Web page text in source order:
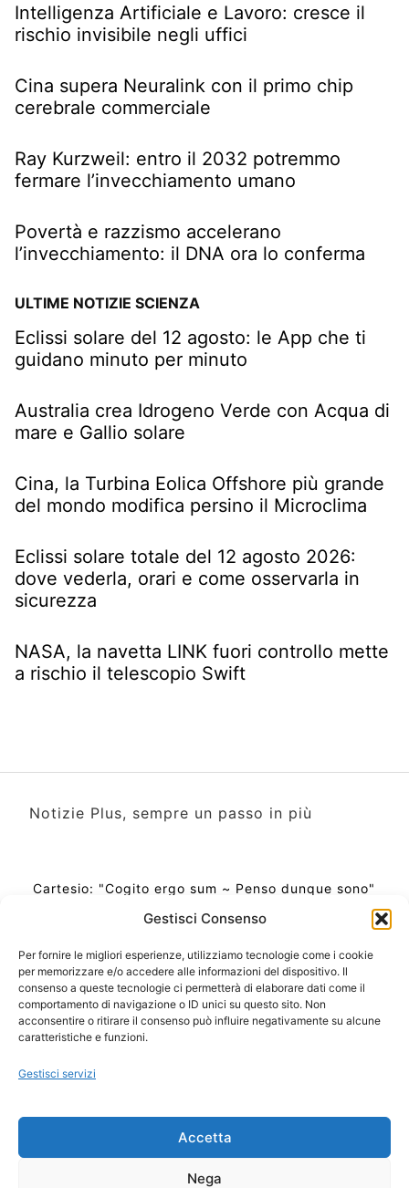
Gestisci Consenso
Per fornire le migliori esperienze, utilizziamo tecnologie come i cookie
per memorizzare e/o accedere alle informazioni del dispositivo. Il
consenso a queste tecnologie ci permetterà di elaborare dati come il
comportamento di navigazione o ID unici su questo sito. Non
acconsentire o ritirare il consenso può influire negativamente su alcune
caratteristiche e funzioni.
Gestisci servizi
Accetta
Nega
Intelligenza Artificiale e Lavoro: cresce il
rischio invisibile negli uffici
Cina supera Neuralink con il primo chip
cerebrale commerciale
Ray Kurzweil: entro il 2032 potremmo
fermare l’invecchiamento umano
Povertà e razzismo accelerano
l’invecchiamento: il DNA ora lo conferma
ULTIME NOTIZIE SCIENZA
Eclissi solare del 12 agosto: le App che ti
guidano minuto per minuto
Australia crea Idrogeno Verde con Acqua di
mare e Gallio solare
Cina, la Turbina Eolica Offshore più grande
del mondo modifica persino il Microclima
Eclissi solare totale del 12 agosto 2026:
dove vederla, orari e come osservarla in
sicurezza
NASA, la navetta LINK fuori controllo mette
a rischio il telescopio Swift
Notizie Plus, sempre un passo in più
Cartesio: "Cogito ergo sum ~ Penso dunque sono"
Ora Esatta in Italia in questo momento
Ti Senti Strano Ultimamente? Potrebbe Essere per
la Risonanza di Schumann
Come Sapere Se Stai Ascendendo alla Quinta
Copyright 2026 NotiziePlus.com